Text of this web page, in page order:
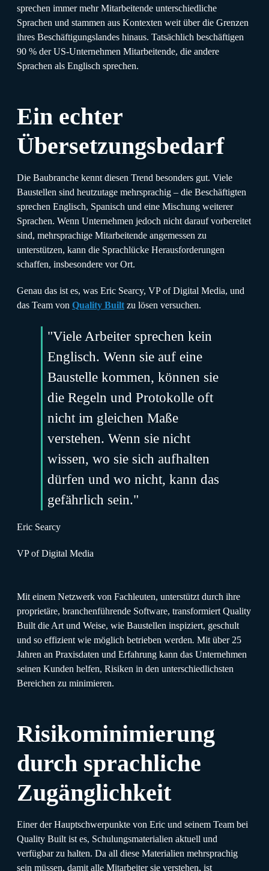
sprechen immer mehr Mitarbeitende unterschiedliche
Sprachen und stammen aus Kontexten weit über die Grenzen
ihres Beschäftigungslandes hinaus. Tatsächlich beschäftigen
90 % der US-Unternehmen Mitarbeitende, die andere
Sprachen als Englisch sprechen.
Ein echter
Übersetzungsbedarf
Die Baubranche kennt diesen Trend besonders gut. Viele
Baustellen sind heutzutage mehrsprachig – die Beschäftigten
sprechen Englisch, Spanisch und eine Mischung weiterer
Sprachen. Wenn Unternehmen jedoch nicht darauf vorbereitet
sind, mehrsprachige Mitarbeitende angemessen zu
unterstützen, kann die Sprachlücke Herausforderungen
schaffen, insbesondere vor Ort.
Genau das ist es, was Eric Searcy, VP of Digital Media, und
das Team von Quality Built zu lösen versuchen.
"Viele Arbeiter sprechen kein
Englisch. Wenn sie auf eine
Baustelle kommen, können sie
die Regeln und Protokolle oft
nicht im gleichen Maße
verstehen. Wenn sie nicht
wissen, wo sie sich aufhalten
dürfen und wo nicht, kann das
gefährlich sein."
Eric Searcy
VP of Digital Media
Mit einem Netzwerk von Fachleuten, unterstützt durch ihre
proprietäre, branchenführende Software, transformiert Quality
Built die Art und Weise, wie Baustellen inspiziert, geschult
und so effizient wie möglich betrieben werden. Mit über 25
Jahren an Praxisdaten und Erfahrung kann das Unternehmen
seinen Kunden helfen, Risiken in den unterschiedlichsten
Bereichen zu minimieren.
Risikominimierung
durch sprachliche
Zugänglichkeit
Einer der Hauptschwerpunkte von Eric und seinem Team bei
Quality Built ist es, Schulungsmaterialien aktuell und
verfügbar zu halten. Da all diese Materialien mehrsprachig
sein müssen, damit alle Mitarbeiter sie verstehen, ist